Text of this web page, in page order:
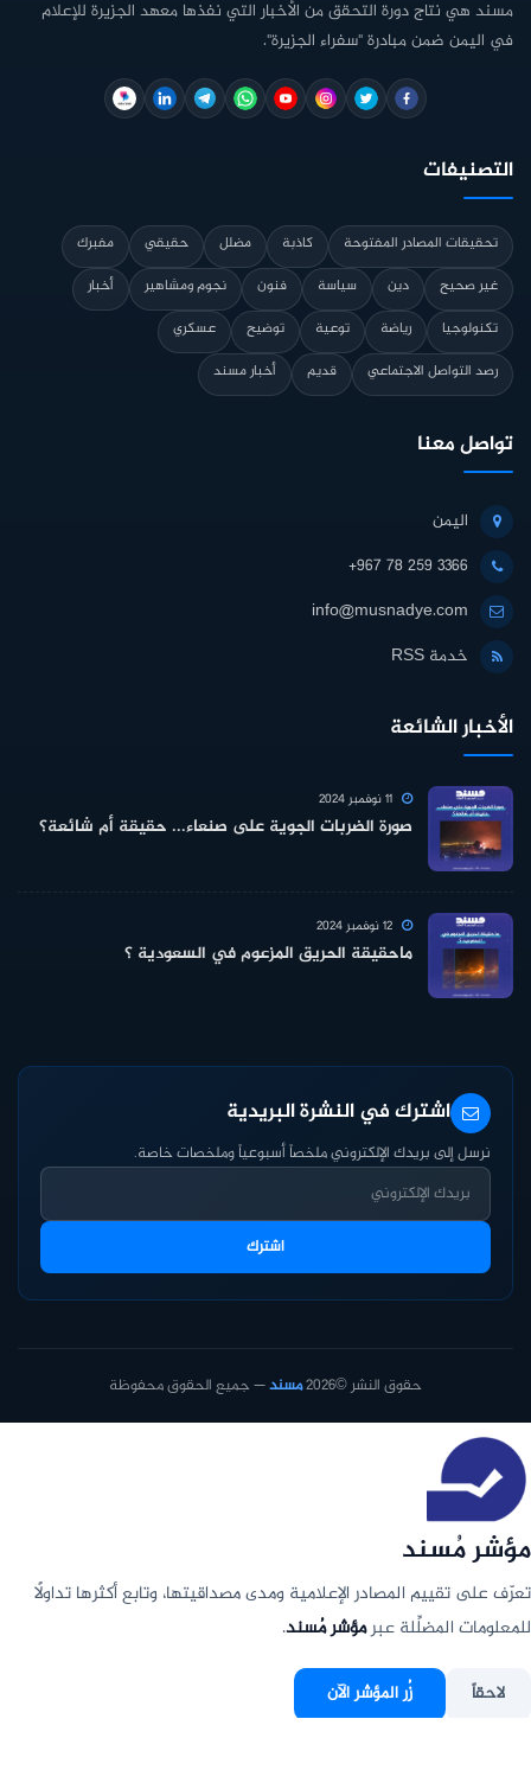
مسند هي نتاج دورة التحقق من الأخبار التي نفذها معهد الجزيرة للإعلام
في اليمن ضمن مبادرة "سفراء الجزيرة".
التصنيفات
تحقيقات المصادر المفتوحة كاذبة مضلل حقيقي
مفبرك
غير صحيح
دين سياسة فنون نجوم ومشاهير
أخبار
تكنولوجيا
رياضة توعية توضيح
عسكري
رصد التواصل الاجتماعي
قديم أخبار مسند
تواصل معنا
اليمن
+967 78 259 3366
info@musnadye.com
خدمة RSS
الأخبار الشائعة
صورة الضربات الجوية على صنعاء... حقيقة أم شائعة؟
ماحقيقة الحريق المزعوم في السعودية ؟
اشترك في النشرة البريدية
نرسل إلى بريدك الإلكتروني ملخصاً أسبوعياً وملخصات خاصة.
اشترك
حقوق النشر ©2026 مسند— جميع الحقوق محفوظة
مؤشر مُسند
تعرّف على تقييم المصادر الإعلامية ومدى مصداقيتها، وتابع أكثرها تداولًا
للمعلومات المضلِّلة عبرمؤشر مُسند.
لاحقاً زُر المؤشر الآن